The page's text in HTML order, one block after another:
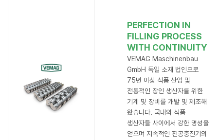
PERFECTION IN
FILLING PROCESS
WITH CONTINUITY
VEMAG Maschinenbau
GmbH 독일 소재 법인으로
75년 이상 식품 산업 및
전통적인 장인 생산자를 위한
기계 및 장비를 개발 및 제조해
왔습니다. 국내외 식품
생산자들 사이에서 강한 명성을
얻으며 지속적인 진공충진기의